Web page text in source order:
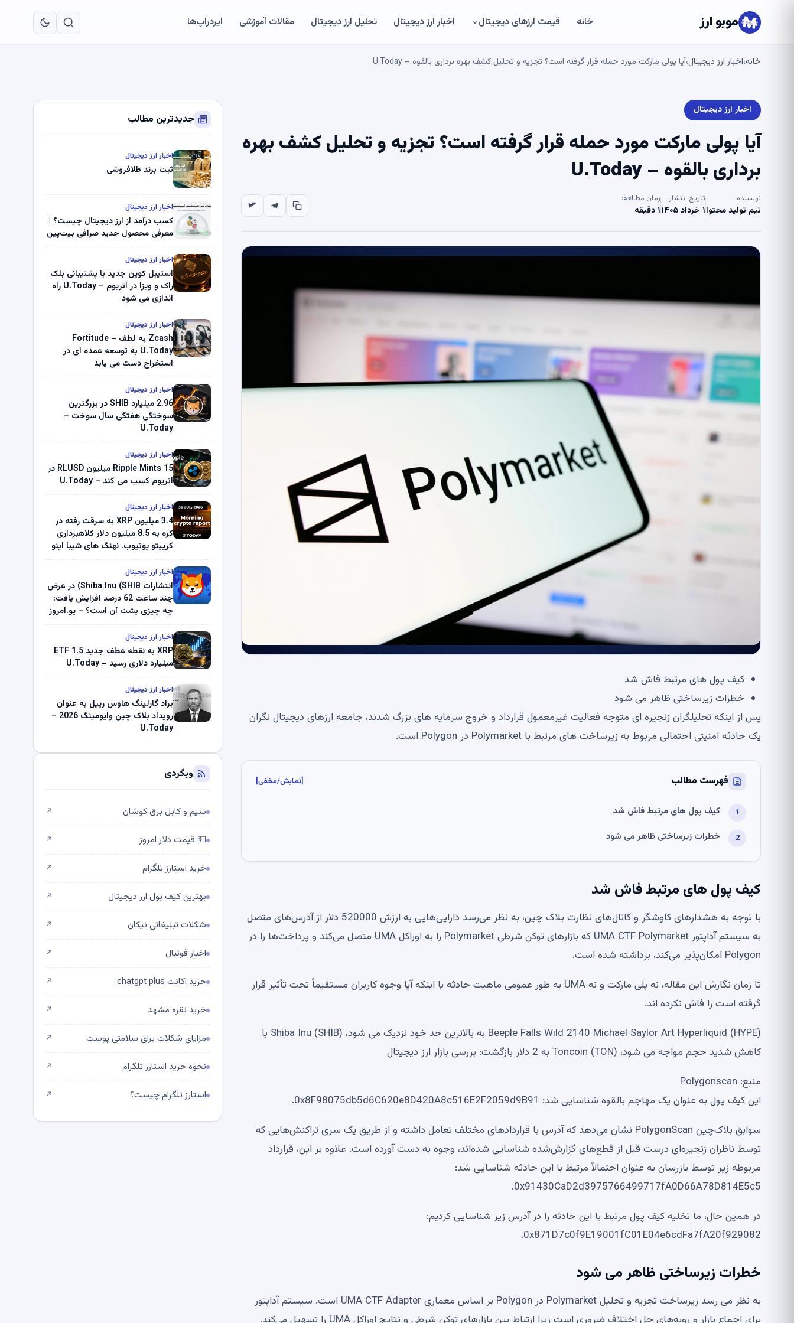
موبو ارز خانه قیمت ارزهای دیجیتال اخبار ارز دیجیتال تحلیل ارز دیجیتال مقالات آموزشی ایردراپ‌ها
خانه›اخبار ارز دیجیتال›آیا پولی مارکت مورد حمله قرار گرفته است؟ تجزیه و تحلیل کشف بهره برداری بالقوه – U.Today
اخبار ارز دیجیتال
آیا پولی مارکت مورد حمله قرار گرفته است؟ تجزیه و تحلیل کشف بهره
برداری بالقوه – U.Today
نویسنده:
تیم تولید محتوا
تاریخ انتشار:
۱ خرداد ۱۴۰۵
زمان مطالعه:
۱ دقیقه
کیف پول های مرتبط فاش شد
خطرات زیرساختی ظاهر می شود
پس از اینکه تحلیلگران زنجیره ای متوجه فعالیت غیرمعمول قرارداد و خروج سرمایه های بزرگ شدند، جامعه ارزهای دیجیتال نگران
یک حادثه امنیتی احتمالی مربوط به زیرساخت های مرتبط با Polymarket در Polygon است.
فهرست مطالب [نمایش/مخفی]
کیف پول های مرتبط فاش شد
خطرات زیرساختی ظاهر می شود
کیف پول های مرتبط فاش شد
با توجه به هشدارهای کاوشگر و کانال‌های نظارت بلاک چین، به نظر می‌رسد دارایی‌هایی به ارزش 520000 دلار از آدرس‌های متصل
به سیستم آداپتور UMA CTF Polymarket که بازارهای توکن شرطی Polymarket را به اوراکل UMA متصل می‌کند و پرداخت‌ها را در
Polygon امکان‌پذیر می‌کند، برداشته شده است.
تا زمان نگارش این مقاله، نه پلی مارکت و نه UMA به طور عمومی ماهیت حادثه یا اینکه آیا وجوه کاربران مستقیماً تحت تأثیر قرار
گرفته است را فاش نکرده اند.
Beeple Falls Wild 2140 Michael Saylor Art Hyperliquid (HYPE) به بالاترین حد خود نزدیک می شود، Shiba Inu (SHIB) با
کاهش شدید حجم مواجه می شود، Toncoin (TON) به 2 دلار بازگشت: بررسی بازار ارز دیجیتال
منبع: Polygonscan
این کیف پول به عنوان یک مهاجم بالقوه شناسایی شد: 0x8F98075db5d6C620e8D420A8c516E2F2059d9B91.
سوابق بلاک‌چین PolygonScan نشان می‌دهد که آدرس با قراردادهای مختلف تعامل داشته و از طریق یک سری تراکنش‌هایی که
توسط ناظران زنجیره‌ای درست قبل از قطع‌های گزارش‌شده شناسایی شده‌اند، وجوه به دست آورده است. علاوه بر این، قرارداد
مربوطه زیر توسط بازرسان به عنوان احتمالاً مرتبط با این حادثه شناسایی شد:
0x91430CaD2d3975766499717fA0D66A78D814E5c5.
در همین حال، ما تخلیه کیف پول مرتبط با این حادثه را در آدرس زیر شناسایی کردیم:
0x871D7c0f9E19001fC01E04e6cdFa7fA20f929082.
خطرات زیرساختی ظاهر می شود
به نظر می رسد زیرساخت تجزیه و تحلیل Polymarket در Polygon بر اساس معماری UMA CTF Adapter است. سیستم آداپتور
برای اجماع بازار و رویه‌های حل اختلاف ضروری است زیرا ارتباط بین بازارهای توکن شرطی و نتایج اوراکل UMA را تسهیل می‌کند.
جدیدترین مطالب
اخبار ارز دیجیتال
ثبت برند طلافروشی
اخبار ارز دیجیتال
کسب درآمد از ارز دیجیتال چیست؟ |
معرفی محصول جدید صرافی بیت‌پین
اخبار ارز دیجیتال
استیبل کوین جدید با پشتیبانی بلک
راک و ویزا در اتریوم – U.Today راه
اندازی می شود
اخبار ارز دیجیتال
Zcash به لطف Fortitude –
U.Today به توسعه عمده ای در
استخراج دست می یابد
اخبار ارز دیجیتال
2.96 میلیارد SHIB در بزرگترین
سوختگی هفتگی سال سوخت –
U.Today
اخبار ارز دیجیتال
Ripple Mints 15 میلیون RLUSD در
اتریوم کسب می کند – U.Today
اخبار ارز دیجیتال
3.4 میلیون XRP به سرقت رفته در
کره به 8.5 میلیون دلار کلاهبرداری
کریپتو یوتیوب. نهنگ های شیبا اینو
میلیون دلار U-Turn در بیت کوین را
ثبت کرد – گزارش کریپتو صبح –
U.Today
اخبار ارز دیجیتال
انتشارات Shiba Inu (SHIB) در عرض
چند ساعت 62 درصد افزایش یافت:
چه چیزی پشت آن است؟ – یو.امروز
اخبار ارز دیجیتال
XRP به نقطه عطف جدید ETF 1.5
میلیارد دلاری رسید – U.Today
اخبار ارز دیجیتال
براد گارلینگ هاوس ریپل به عنوان
رویداد بلاک چین وایومینگ 2026 –
U.Today
وبگردی
سیم و کابل برق کوشان ↗
💵 قیمت دلار امروز ↗
خرید استارز تلگرام ↗
بهترین کیف پول ارز دیجیتال ↗
شکلات تبلیغاتی نیکان ↗
اخبار فوتبال ↗
خرید اکانت chatgpt plus ↗
خرید نقره مشهد ↗
مزایای شکلات برای سلامتی پوست ↗
نحوه خرید استارز تلگرام ↗
استارز تلگرام چیست؟ ↗